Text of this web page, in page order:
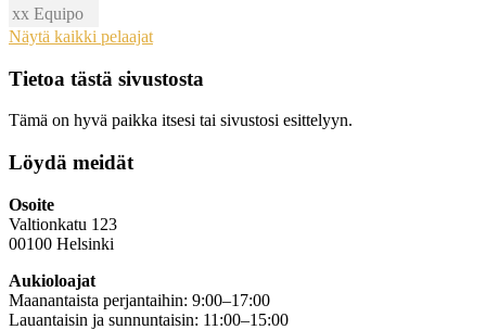
xx Equipo
Näytä kaikki pelaajat
Tietoa tästä sivustosta
Tämä on hyvä paikka itsesi tai sivustosi esittelyyn.
Löydä meidät
Osoite
Valtionkatu 123
00100 Helsinki
Aukioloajat
Maanantaista perjantaihin: 9:00–17:00
Lauantaisin ja sunnuntaisin: 11:00–15:00